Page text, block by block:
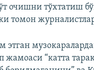
очишни тўхтатиш
томон
этган
жамоаси “катта